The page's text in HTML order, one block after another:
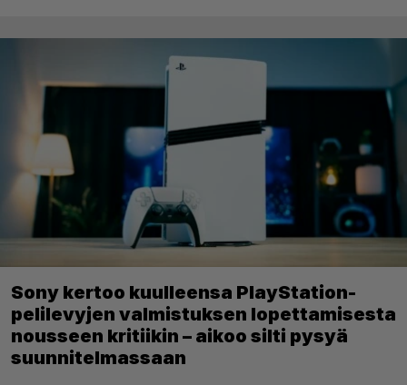
Sony kertoo kuulleensa PlayStation-
pelilevyjen valmistuksen lopettamisesta
nousseen kritiikin – aikoo silti pysyä
suunnitelmassaan